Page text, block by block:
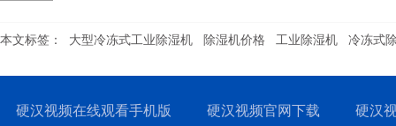
本文标签： 大型冷冻式工业除湿机 除湿机价格 工业除湿机 冷冻式
硬汉视频在线观看手机版 硬汉视频官网下载 硬汉